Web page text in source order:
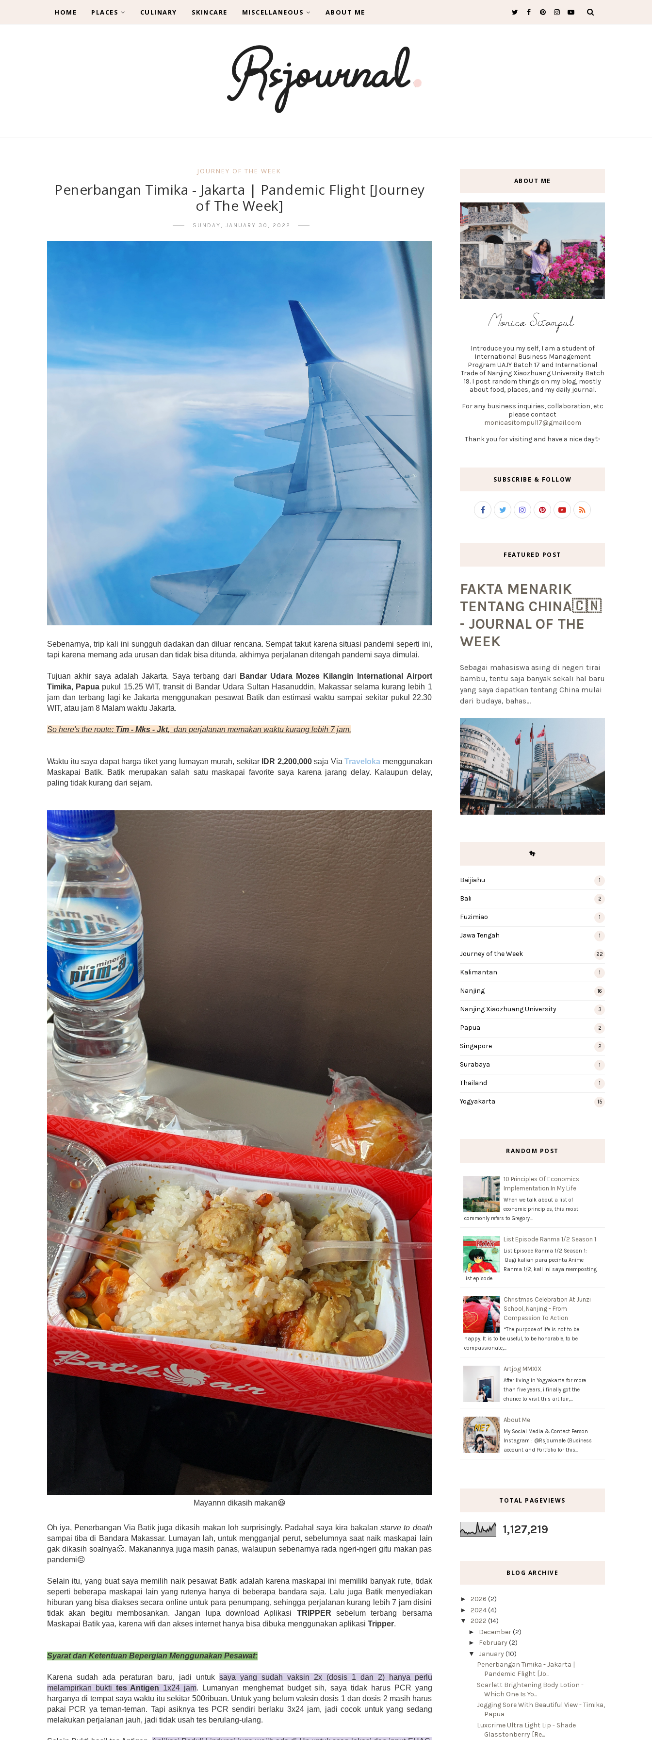
HOME PLACES CULINARY SKINCARE MISCELLANEOUS ABOUT ME
JOURNEY OF THE WEEK
Penerbangan Timika - Jakarta | Pandemic Flight [Journey
of The Week]
SUNDAY, JANUARY 30, 2022
Sebenarnya, trip kali ini sungguh dadakan dan diluar rencana. Sempat takut karena situasi pandemi seperti ini,
tapi karena memang ada urusan dan tidak bisa ditunda, akhirnya perjalanan ditengah pandemi saya dimulai.
Tujuan akhir saya adalah Jakarta. Saya terbang dari
Bandar Udara Mozes Kilangin International Airport
Timika, Papua pukul 15.25 WIT, transit di Bandar Udara Sultan Hasanuddin, Makassar selama kurang lebih 1
jam dan terbang lagi ke Jakarta menggunakan pesawat Batik dan estimasi waktu sampai sekitar pukul 22.30
WIT, atau jam 8 Malam waktu Jakarta.
So here's the route: Tim - Mks - Jkt, dan perjalanan memakan waktu kurang lebih 7 jam.
Waktu itu saya dapat harga tiket yang lumayan murah, sekitar IDR 2,200,000 saja Via Traveloka menggunakan
Maskapai Batik. Batik merupakan salah satu maskapai favorite saya karena jarang delay. Kalaupun delay,
paling tidak kurang dari sejam.
Mayannn dikasih makan😆
Oh iya, Penerbangan Via Batik juga dikasih makan loh surprisingly. Padahal saya kira bakalanstarve to death
sampai tiba di Bandara Makassar. Lumayan lah, untuk mengganjal perut, sebelumnya saat naik maskapai lain
gak dikasih soalnya🥺. Makanannya juga masih panas, walaupun sebenarnya rada ngeri-ngeri gitu makan pas
pandemi😣
Selain itu, yang buat saya memilih naik pesawat Batik adalah karena maskapai ini memiliki banyak rute, tidak
seperti beberapa maskapai lain yang rutenya hanya di beberapa bandara saja. Lalu juga Batik menyediakan
hiburan yang bisa diakses secara online untuk para penumpang, sehingga perjalanan kurang lebih 7 jam disini
tidak akan begitu membosankan. Jangan lupa download Aplikasi TRIPPER sebelum terbang bersama
Maskapai Batik yaa, karena wifi dan akses internet hanya bisa dibuka menggunakan aplikasi Tripper.
Syarat dan Ketentuan Bepergian Menggunakan Pesawat:
Karena sudah ada peraturan baru, jadi untuk saya yang sudah vaksin 2x (dosis 1 dan 2) hanya perlu
melampirkan bukti tes Antigen 1x24 jam. Lumanyan menghemat budget sih, saya tidak harus PCR yang
harganya di tempat saya waktu itu sekitar 500ribuan. Untuk yang belum vaksin dosis 1 dan dosis 2 masih harus
pakai PCR ya teman-teman. Tapi asiknya tes PCR sendiri berlaku 3x24 jam, jadi cocok untuk yang sedang
melakukan perjalanan jauh, jadi tidak usah tes berulang-ulang.
ABOUT ME
Introduce you my self, I am a student of
International Business Management
Program UAJY Batch 17 and International
Trade of Nanjing Xiaozhuang University Batch
19. I post random things on my blog, mostly
about food, places, and my daily journal.
For any business inquiries, collaboration, etc
please contact
monicasitompul17@gmail.com
Thank you for visiting and have a nice day✨
SUBSCRIBE & FOLLOW
FEATURED POST
FAKTA MENARIK
TENTANG CHINA🇨🇳
- JOURNAL OF THE
WEEK
Sebagai mahasiswa asing di negeri tirai
bambu, tentu saja banyak sekali hal baru
yang saya dapatkan tentang China mulai
dari budaya, bahas...
👣
Baijiahu 1
Bali 2
Fuzimiao 1
Jawa Tengah 1
Journey of the Week 22
Kalimantan 1
Nanjing 16
Nanjing Xiaozhuang University 3
Papua 2
Singapore 2
Surabaya 1
Thailand 1
Yogyakarta 15
RANDOM POST
10 Principles Of Economics -
Implementation In My Life
When we talk about a list of
economic principles, this most
commonly refers to Gregory…
List Episode Ranma 1/2 Season 1
List Episode Ranma 1/2 Season 1:
Bagi kalian para pecinta Anime
Ranma 1/2, kali ini saya memposting
list episode…
Christmas Celebration At Junzi
School, Nanjing - From
Compassion To Action
“The purpose of life is not to be
happy. It is to be useful, to be honorable, to be
compassionate,…
Artjog MMXIX
After living in Yogyakarta for more
than five years, i finally got the
chance to visit this art fair,…
About Me
My Social Media & Contact Person
Instagram : @Rsjournale (Business
account and Portfolio for this…
TOTAL PAGEVIEWS
1,127,219
BLOG ARCHIVE
► 2026 (2)
► 2024(4)
▼ 2022 (14)
► December(2)
► February(2)
▼ January(10)
Penerbangan Timika - Jakarta |
Pandemic Flight [Jo...
Scarlett Brightening Body Lotion -
Which One Is Yo...
Jogging Sore With Beautiful View - Timika,
Papua
Luxcrime Ultra Light Lip - Shade
Glasstonberry [Re...